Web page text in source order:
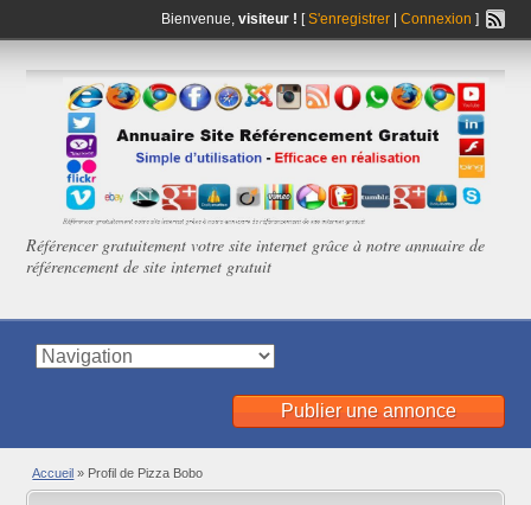
Bienvenue, visiteur ! [S'enregistrer| Connexion ]
Référencer gratuitement votre site internet grâce à notre annuaire de
référencement de site internet gratuit
Publier une annonce
Accueil » Profil de Pizza Bobo